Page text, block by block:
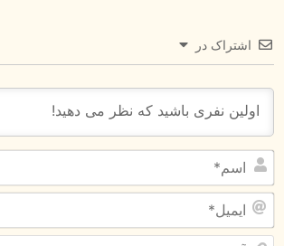
اشتراک در